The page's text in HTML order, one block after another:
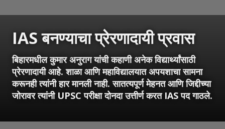
IAS बनण्याचा प्रेरणादायी प्रवास
बिहारमधील कुमार अनुराग यांची कहाणी अनेक विद्यार्थ्यांसाठी
प्रेरणादायी आहे. शाळा आणि महाविद्यालयात अपयशाचा सामना
करूनही त्यांनी हार मानली नाही. सातत्यपूर्ण मेहनत आणि जिद्दीच्या
जोरावर त्यांनी UPSC परीक्षा दोनदा उत्तीर्ण करत IAS पद गाठले.